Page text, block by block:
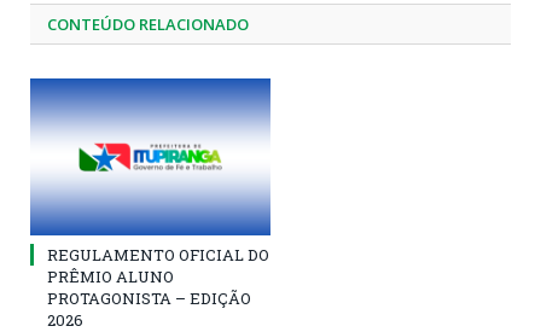
CONTEÚDO RELACIONADO
REGULAMENTO OFICIAL DO
PRÊMIO ALUNO
PROTAGONISTA – EDIÇÃO
2026